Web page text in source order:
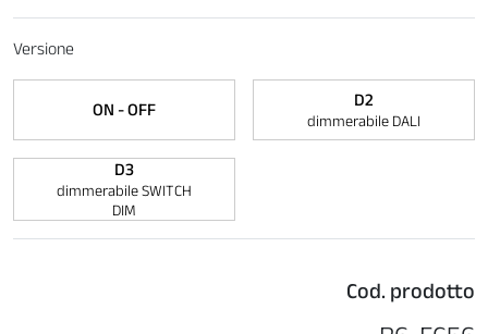
Versione
ON - OFF
D2
dimmerabile DALI
D3
dimmerabile SWITCH
DIM
Cod. prodotto